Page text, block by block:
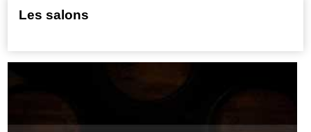
Les salons